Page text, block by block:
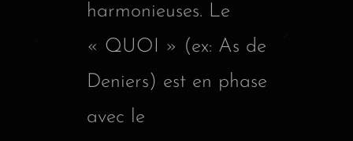
harmonieuses. Le
« QUOI » (ex: As de
Deniers) est en phase
avec le